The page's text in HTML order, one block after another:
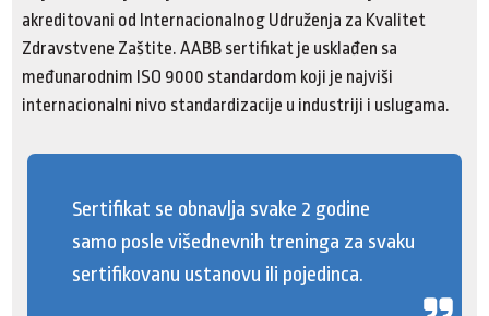
akreditovani od Internacionalnog Udruženja za Kvalitet
Zdravstvene Zaštite. AABB sertifikat je usklađen sa
međunarodnim ISO 9000 standardom koji je najviši
internacionalni nivo standardizacije u industriji i uslugama.
Sertifikat se obnavlja svake 2 godine
samo posle višednevnih treninga za svaku
sertifikovanu ustanovu ili pojedinca.